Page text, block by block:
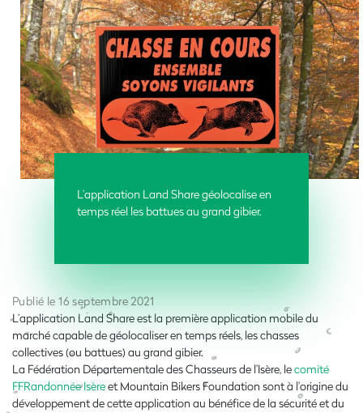
L’application Land Share géolocalise en
temps réel les battues au grand gibier.
Publié le 16 septembre 2021
L’application Land Share est la première application mobile du
marché capable de géolocaliser en temps réels, les chasses
collectives (ou battues) au grand gibier.
La Fédération Départementale des Chasseurs de l’Isère, lecomité
FFRandonnée Isèreet Mountain Bikers Foundation sont à l’origine du
développement de cette application au bénéfice de la sécurité et du